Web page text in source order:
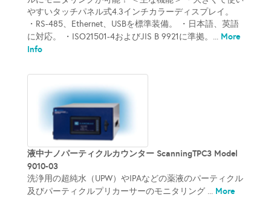
やすいタッチパネル式4.3インチカラーディスプレイ。
・RS-485、Ethernet、USBを標準装備。 ・日本語、英語
に対応。 ・ISO21501-4およびJIS B 9921に準拠。... More
Info
液中ナノパーティクルカウンター ScanningTPC3 Model
9010-03
洗浄用の超純水（UPW）やIPAなどの薬液のパーティクル
及びパーティクルプリカーサーのモニタリング ... More